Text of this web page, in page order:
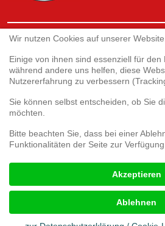
Service
Webshop
Umfrage 3D-Druck
Umfrage zur Kundenzufriedenheit
Reklamationsformular
Rechtliches
Impressum
Cookies
Datenschutz
Wir nutzen Cookies auf unserer Website.
Einige von ihnen sind essenziell für den
während andere uns helfen, diese
Nutzererfahrung zu verbessern
Sie können selbst entscheiden, ob Sie
möchten.
Bitte beachten Sie, dass bei einer
Funktionalitäten der Seite zur Verfügung
Akzeptieren
Ablehnen